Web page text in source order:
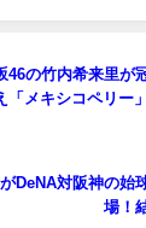
46の竹内希来里が
「メキシコペリー
DeNA対阪神の始
場！